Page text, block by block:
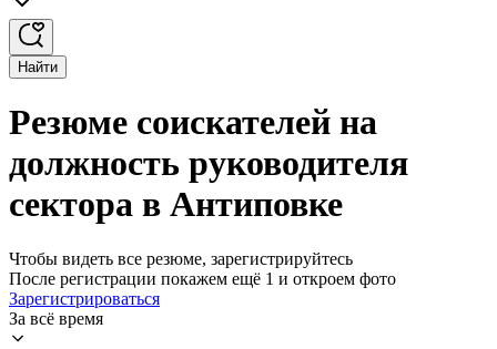
Найти
Резюме соискателей на
должность руководителя
сектора в Антиповке
Чтобы видеть все резюме, зарегистрируйтесь
После регистрации покажем ещё 1 и откроем фото
Зарегистрироваться
За всё время